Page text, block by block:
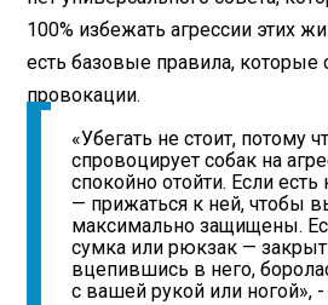
100% избежать агрессии этих
есть базовые правила, которые
провокации.
«Убегать не стоит, потому
спровоцирует собак на
спокойно отойти. Если есть
— прижаться к ней, чтобы
максимально защищены.
сумка или рюкзак —
вцепившись в него,
с вашей рукой или ногой»,